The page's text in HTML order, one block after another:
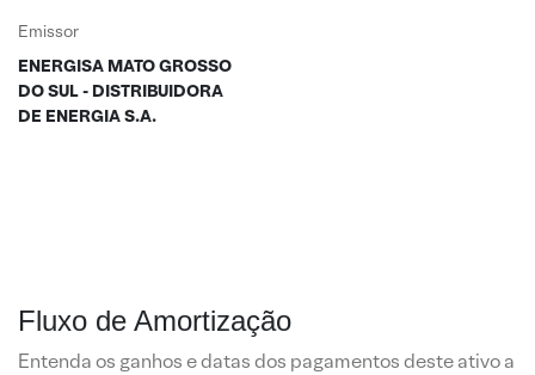
Emissor
ENERGISA MATO GROSSO
DO SUL - DISTRIBUIDORA
DE ENERGIA S.A.
Fluxo de Amortização
Entenda os ganhos e datas dos pagamentos deste ativo a